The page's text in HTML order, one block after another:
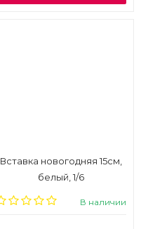
Вставка новогодняя 15см,
белый, 1/6
В наличии